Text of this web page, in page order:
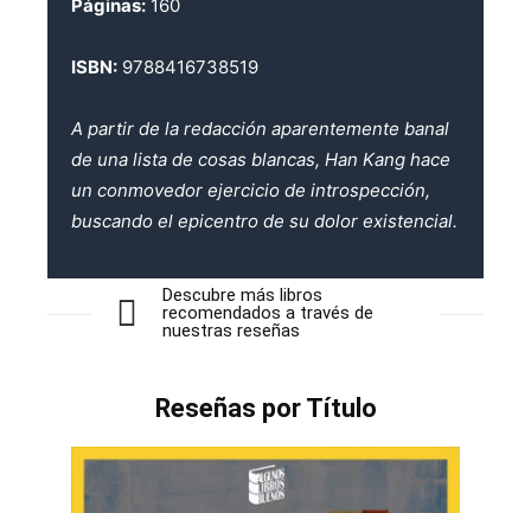
Páginas: 160
ISBN: 9788416738519
A partir de la redacción aparentemente banal
de una lista de cosas blancas, Han Kang hace
un conmovedor ejercicio de introspección,
buscando el epicentro de su dolor existencial.
Descubre más libros
recomendados a través de
nuestras reseñas
Reseñas por Título